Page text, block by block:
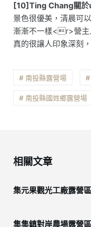
[10]Ting Chang關於
景色很優美，清晨可
漸漸不一樣<r>營主
真的很讓人印象深刻
# 南投縣露營場 #
# 南投縣國姓鄉露營場
相關文章
集元果觀光工廠露營
集集鎮對岸農場露營